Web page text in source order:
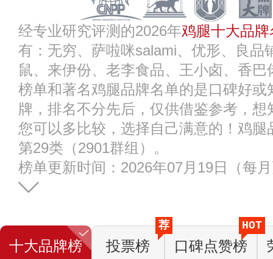
经专业研究评测的2026年鸡腿十大品牌
有：无穷、萨啦咪salami、优形、良品
鼠、来伊份、老李食品、王小卤、香
榜单和著名鸡腿品牌名单的是口碑好
牌，排名不分先后，仅供借鉴参考，
您可以多比较，选择自己满意的！鸡
第29类（2901群组）。
榜单更新时间：2026年07月19日（每
十大品牌榜 投票榜
荐
口碑点赞榜
HOT